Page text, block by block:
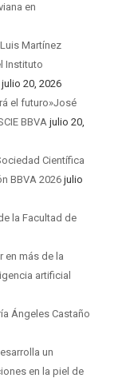
en
Martínez
Instituto
julio 20, 2026
el futuro»José
BBVAjulio 20,
Científica
BBVA 2026 julio
la Facultad de
en más de la
artificial
Ángeles Castaño
un
en la piel de